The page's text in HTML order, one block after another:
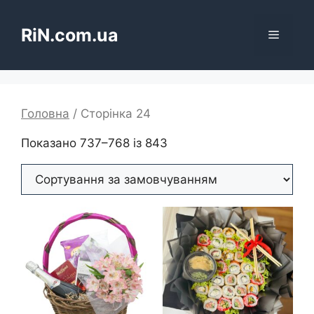
вмістуRiN.com.ua Меню
Головна / Сторінка 24
Показано 737–768 із 843